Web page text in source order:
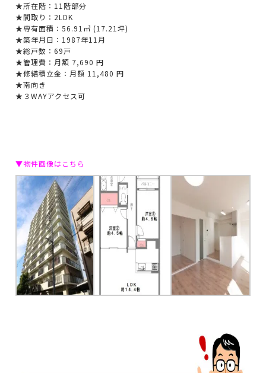
★所在階：11階部分
★間取り： 2LDK
★専有面積：56.91㎡ (17.21坪)
★築年月日：1987年11月
★総戸数：69戸
★管理費：月額 7,690 円
★修繕積立金：月額 11,480 円
★南向き
★３WAYアクセス可
▼物件画像はこちら